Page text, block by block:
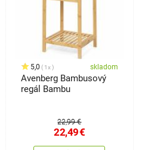
5,0 1x skladom
Avenberg Bambusový
regál Bambu
22,99 €
22,49€